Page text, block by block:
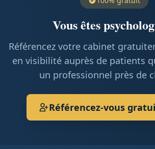
Vous êtes
Référencez votre cabinet
en visibilité auprès de patients
un professionnel près de
Référencez-vous